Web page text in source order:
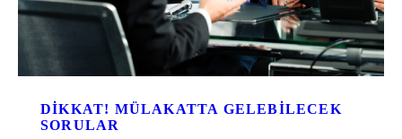
DIKKAT! MÜLAKATTA GELEBILECEK
SORULAR